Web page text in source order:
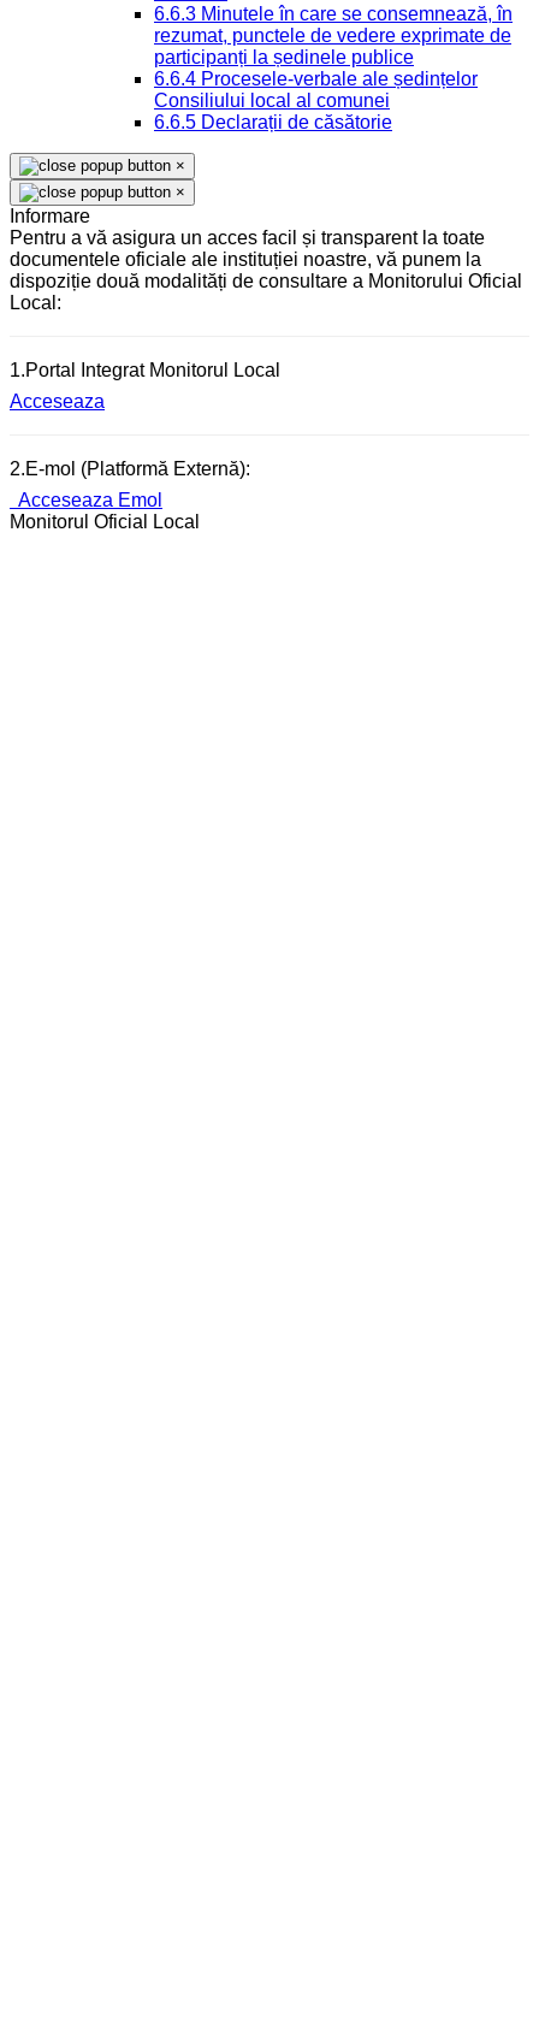
6.6.3 Minutele în care se consemnează, în
rezumat, punctele de vedere exprimate de
participanți la ședinele publice
6.6.4 Procesele-verbale ale ședințelor
Consiliului local al comunei
6.6.5 Declarații de căsătorie
×
×
Informare
Pentru a vă asigura un acces facil și transparent la toate
documentele oficiale ale instituției noastre, vă punem la
dispoziție două modalități de consultare a Monitorului Oficial
Local:
1.Portal Integrat Monitorul Local
Acceseaza
2.E-mol (Platformă Externă):
Acceseaza Emol
Monitorul Oficial Local